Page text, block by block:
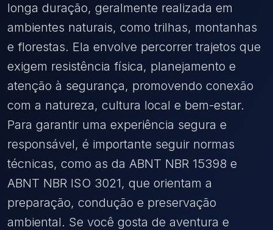
longa duração, geralmente realizada em
ambientes naturais, como trilhas, montanhas
e florestas. Ela envolve percorrer trajetos que
exigem resistência física, planejamento e
atenção à segurança, promovendo conexão
com a natureza, cultura local e bem-estar.
Para garantir uma experiência segura e
responsável, é importante seguir normas
técnicas, como as da ABNT NBR 15398 e
ABNT NBR ISO 3021, que orientam a
preparação, condução e preservação
ambiental. Se você gosta de aventura e